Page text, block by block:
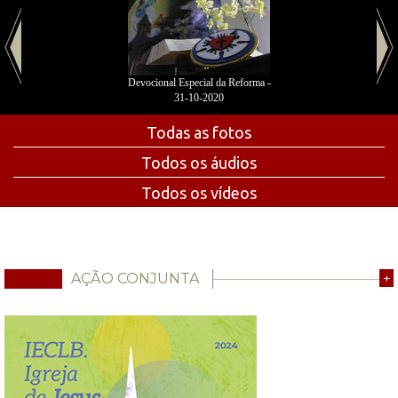
Devocional Especial da Reforma -
31-10-2020
Todas as fotos
Todos os áudios
Todos os vídeos
AÇÃO CONJUNTA +